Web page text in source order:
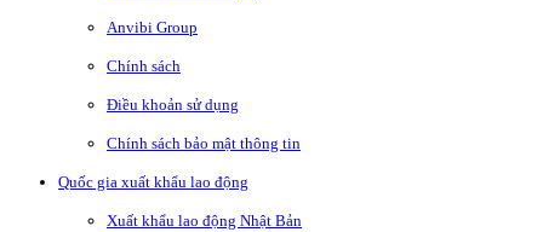
Anvibi Group
Chính sách
Điều khoản sử dụng
Chính sách bảo mật thông tin
Quốc gia xuất khẩu lao động
Xuất khẩu lao động Nhật Bản